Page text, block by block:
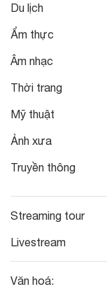
Du lịch
Ẩm thực
Âm nhạc
Thời trang
Mỹ thuật
Ảnh xưa
Truyền thông
Streaming tour
Livestream
Văn hoá: